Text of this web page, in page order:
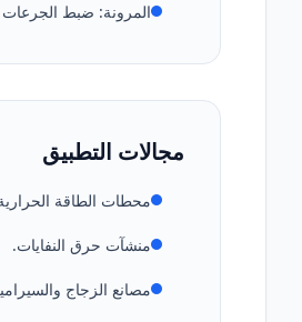
المرونة: ضبط الجرعات
مجالات التطبيق
محطات الطاقة
منشآت حرق النفايات.
مصانع الزجاج